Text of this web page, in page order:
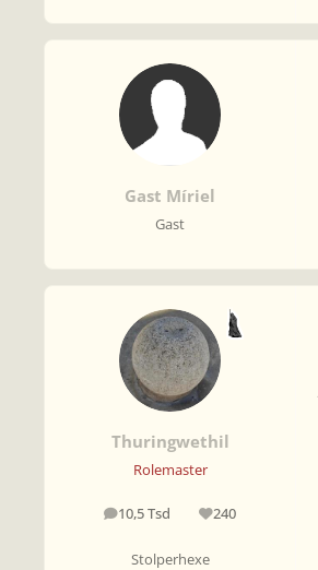
Gast Míriel
Gast
Thuringwethil
Rolemaster
10,5 Tsd
Beiträge 240
Reputation
Stolperhexe